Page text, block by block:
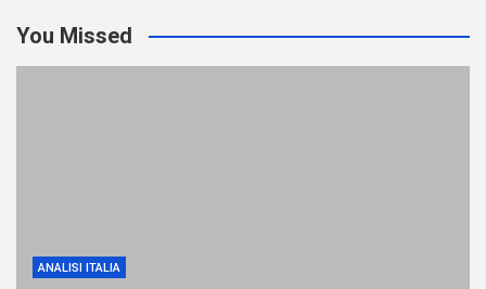
You Missed
ANALISI ITALIA